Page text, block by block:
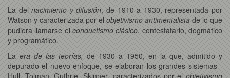
La delnacimiento y difusión, de 1910 a 1930, representada por
Watson y caracterizada por el objetivismo antimentalista de lo que
pudiera llamarse el conductismo clásico, contestatario, dogmático
y programático.
La era de las teorías, de 1930 a 1950, en la que, admitido y
depurado el nuevo enfoque, se elaboran los grandes sistemas -
Hull, Tolman, Guthrie, Skinner- caracterizados por el objetivismo